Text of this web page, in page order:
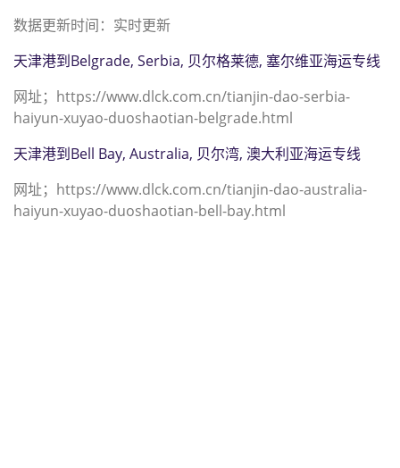
数据更新时间：实时更新
天津港到Belgrade, Serbia, 贝尔格莱德, 塞尔维亚海运专线
网址；https://www.dlck.com.cn/tianjin-dao-serbia-
haiyun-xuyao-duoshaotian-belgrade.html
天津港到Bell Bay, Australia, 贝尔湾, 澳大利亚海运专线
网址；https://www.dlck.com.cn/tianjin-dao-australia-
haiyun-xuyao-duoshaotian-bell-bay.html